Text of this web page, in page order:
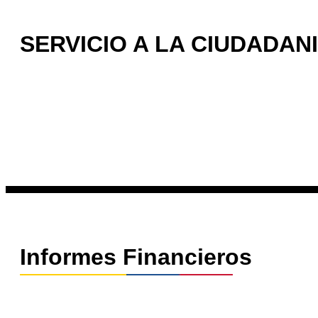
SERVICIO A LA
Informes Financieros